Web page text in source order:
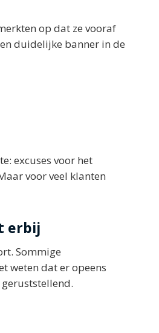
op dat ze vooraf
duidelijke banner in de
excuses voor het
voor veel klanten
erbij
Sommige
weten dat er opeens